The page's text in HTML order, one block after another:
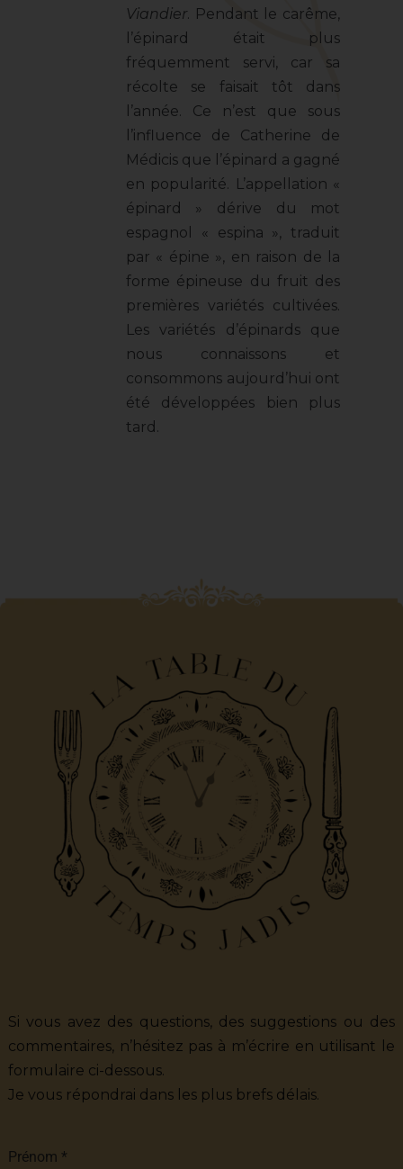
Viandier. Pendant le carême,
l’épinard était plus
fréquemment servi, car sa
récolte se faisait tôt dans
l’année. Ce n’est que sous
l’influence de Catherine de
Médicis que l’épinard a gagné
en popularité. L’appellation «
épinard » dérive du mot
espagnol « espina », traduit
par « épine », en raison de la
forme épineuse du fruit des
premières variétés cultivées.
Les variétés d’épinards que
nous connaissons et
consommons aujourd’hui ont
été développées bien plus
tard.
Si vous avez des questions, des suggestions ou des
commentaires, n’hésitez pas à m’écrire en utilisant le
formulaire ci-dessous.
Je vous répondrai dans les plus brefs délais.
Prénom *